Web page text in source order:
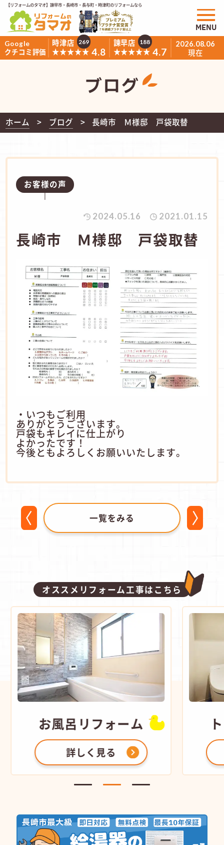
【リフォームのタマオ】諫早市・長崎市・長与町・時津町のリフォームなら
Google
クチコミ評価
時津店
★★★★★ 4.8
269
諫早店
★★★★★ 4.7
188 2026.08.06
現在
MENU
ブログ
ホーム ブログ 長崎市 Ｍ様邸 戸袋取替
お客様の声
2024.05.16 2021.01.15
長崎市 Ｍ様邸 戸袋取替
・いつもご利用
ありがとうございます。
戸袋もキレイに仕上がり
よかったです！
今後ともよろしくお願いいたします。
一覧をみる
オススメリフォーム工事はこちら
お風呂 リフォーム
詳しく見る